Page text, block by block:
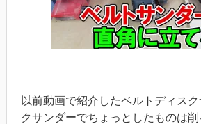
以前動画で紹介したベルトディス
クサンダーでちょっとしたものは